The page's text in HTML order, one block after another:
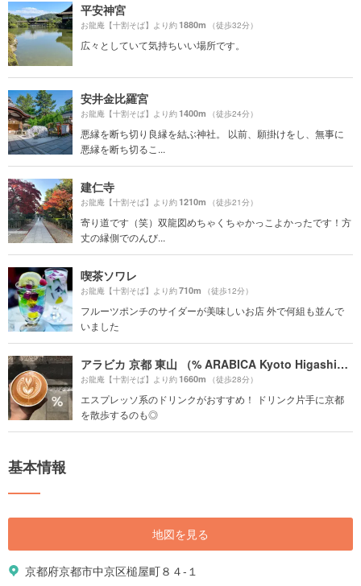
平安神宮
お龍庵【十割そば】より約1880m （徒歩32分）
広々としていて気持ちいい場所です。
安井金比羅宮
お龍庵【十割そば】より約1400m （徒歩24分）
悪縁を断ち切り良縁を結ぶ神社。 以前、願掛けをし、無事に
悪縁を断ち切るこ...
建仁寺
お龍庵【十割そば】より約1210m （徒歩21分）
寄り道です（笑）双龍図めちゃくちゃかっこよかったです！方
丈の縁側でのんび...
喫茶ソワレ
お龍庵【十割そば】より約710m （徒歩12分）
フルーツポンチのサイダーが美味しいお店 外で何組も並んで
いました
アラビカ 京都 東山 （% ARABICA Kyoto Higashiyama）
お龍庵【十割そば】より約1660m （徒歩28分）
エスプレッソ系のドリンクがおすすめ！ ドリンク片手に京都
を散歩するのも◎
基本情報
地図を見る
京都府京都市中京区槌屋町８４-１